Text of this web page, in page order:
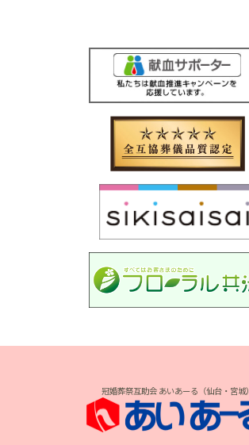
冠婚葬祭互助会 あいあーる（仙台・宮城）